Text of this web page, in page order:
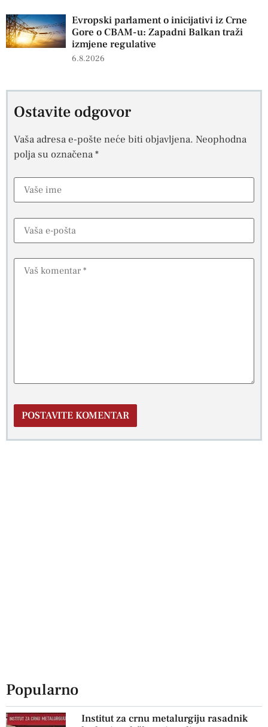
Evropski parlament o inicijativi iz Crne
Gore o CBAM-u: Zapadni Balkan traži
izmjene regulative
6.8.2026
Ostavite odgovor
Vaša adresa e-pošte neće biti objavljena. Neophodna
polja su označena*
Popularno
Institut za crnu metalurgiju rasadnik